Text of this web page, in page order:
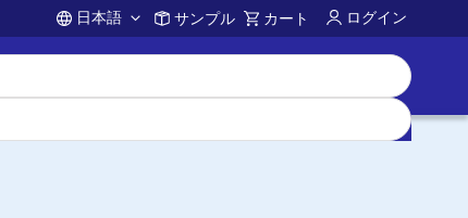
Account
日本語 サンプル カート ログイン